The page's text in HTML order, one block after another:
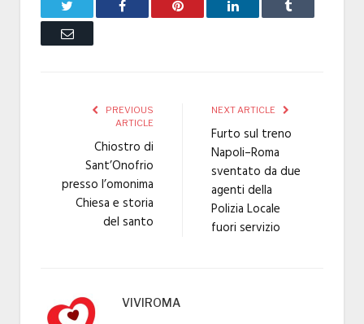
Facebook Pinterest LinkedIn Tumblr
Email
PREVIOUS
ARTICLE
Chiostro di
Sant’Onofrio
presso l’omonima
Chiesa e storia
del santo
NEXT ARTICLE
Furto sul treno
Napoli–Roma
sventato da due
agenti della
Polizia Locale
fuori servizio
VIVIROMA